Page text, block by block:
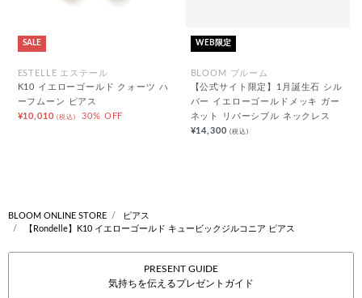
SALE
ESTELLE エステール
K10 イエローゴールド クォーツ ハ
ーフムーン ピアス
¥10,010(税込) 30% OFF
WEB限定
BLOOM ブルーム
【公式サイト限定】1月誕生石 シル
バー イエローゴールドメッキ ガー
ネット リバーシブル ネックレス
¥14,300(税込)
BLOOM ONLINE STORE
ピアス
【Rondelle】K10 イエローゴールド キュービックジルコニア ピアス
PRESENT GUIDE
気持ちを伝えるプレゼントガイド